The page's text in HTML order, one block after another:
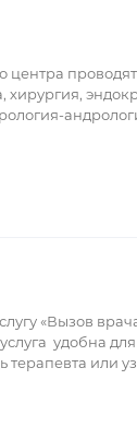
центра
«Вызов
удобна
или